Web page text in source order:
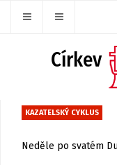
KAZATELSKÝ CYKLUS
Neděle po svatém